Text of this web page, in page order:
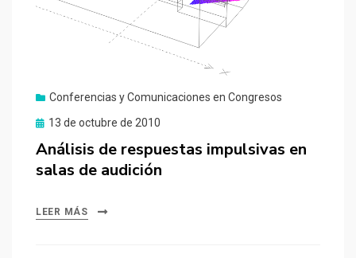
Conferencias y Comunicaciones en Congresos
Publicado
13 de octubre de 2010
Análisis de respuestas impulsivas en
salas de audición
LEER MÁS